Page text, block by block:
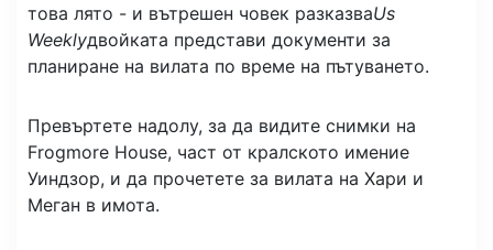
това лято - и вътрешен човек разказваUs
Weeklyдвойката представи документи за
планиране на вилата по време на пътуването.
Превъртете надолу, за да видите снимки на
Frogmore House, част от кралското имение
Уиндзор, и да прочетете за вилата на Хари и
Меган в имота.